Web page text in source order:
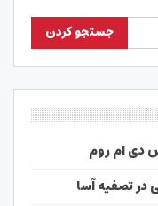
دی ام روم
در تصفیه آسا